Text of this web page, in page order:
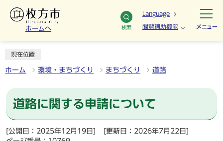
ホームへ 検索
Language
閲覧補助機能 メニュー
現在位置
ホーム 環境・まちづくり まちづくり 道路
道路に関する申請について
[公開日：2025年12月19日]
[更新日：2026年7月22日]